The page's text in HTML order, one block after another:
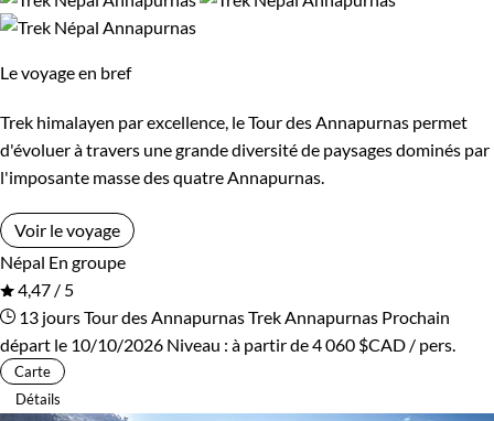
Environnement
Forêts, collines, rivières et lacs
Montagne
Volcans
Le voyage en bref
Trek himalayen par excellence, le Tour des Annapurnas permet
d'évoluer à travers une grande diversité de paysages dominés par
l'imposante masse des quatre Annapurnas.
Voir le voyage
Népal En groupe
4,47 / 5
13 joursTour des AnnapurnasTrek Annapurnas Prochain
départ le 10/10/2026 Niveau : à partir de4 060 $CAD / pers.
Carte
Détails